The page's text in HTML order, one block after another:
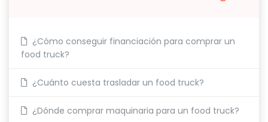
¿Cómo conseguir financiación para comprar un
food truck?
¿Cuánto cuesta trasladar un food truck?
¿Dónde comprar maquinaria para un food truck?